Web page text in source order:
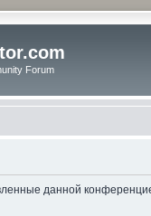
Forum
данной